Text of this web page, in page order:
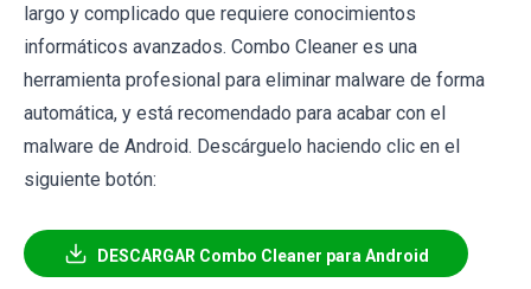
largo y complicado que requiere conocimientos
informáticos avanzados. Combo Cleaner es una
herramienta profesional para eliminar malware de forma
automática, y está recomendado para acabar con el
malware de Android. Descárguelo haciendo clic en el
siguiente botón:
DESCARGAR Combo Cleaner para Android